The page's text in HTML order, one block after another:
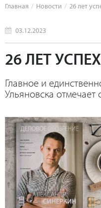
Главная Новости 26 лет
03.12.2023
26 ЛЕТ
Главное и
Ульяновска